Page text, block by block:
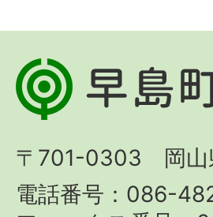
早
島
Hayashima
Town
〒701-0303 岡山
電話番号：086-